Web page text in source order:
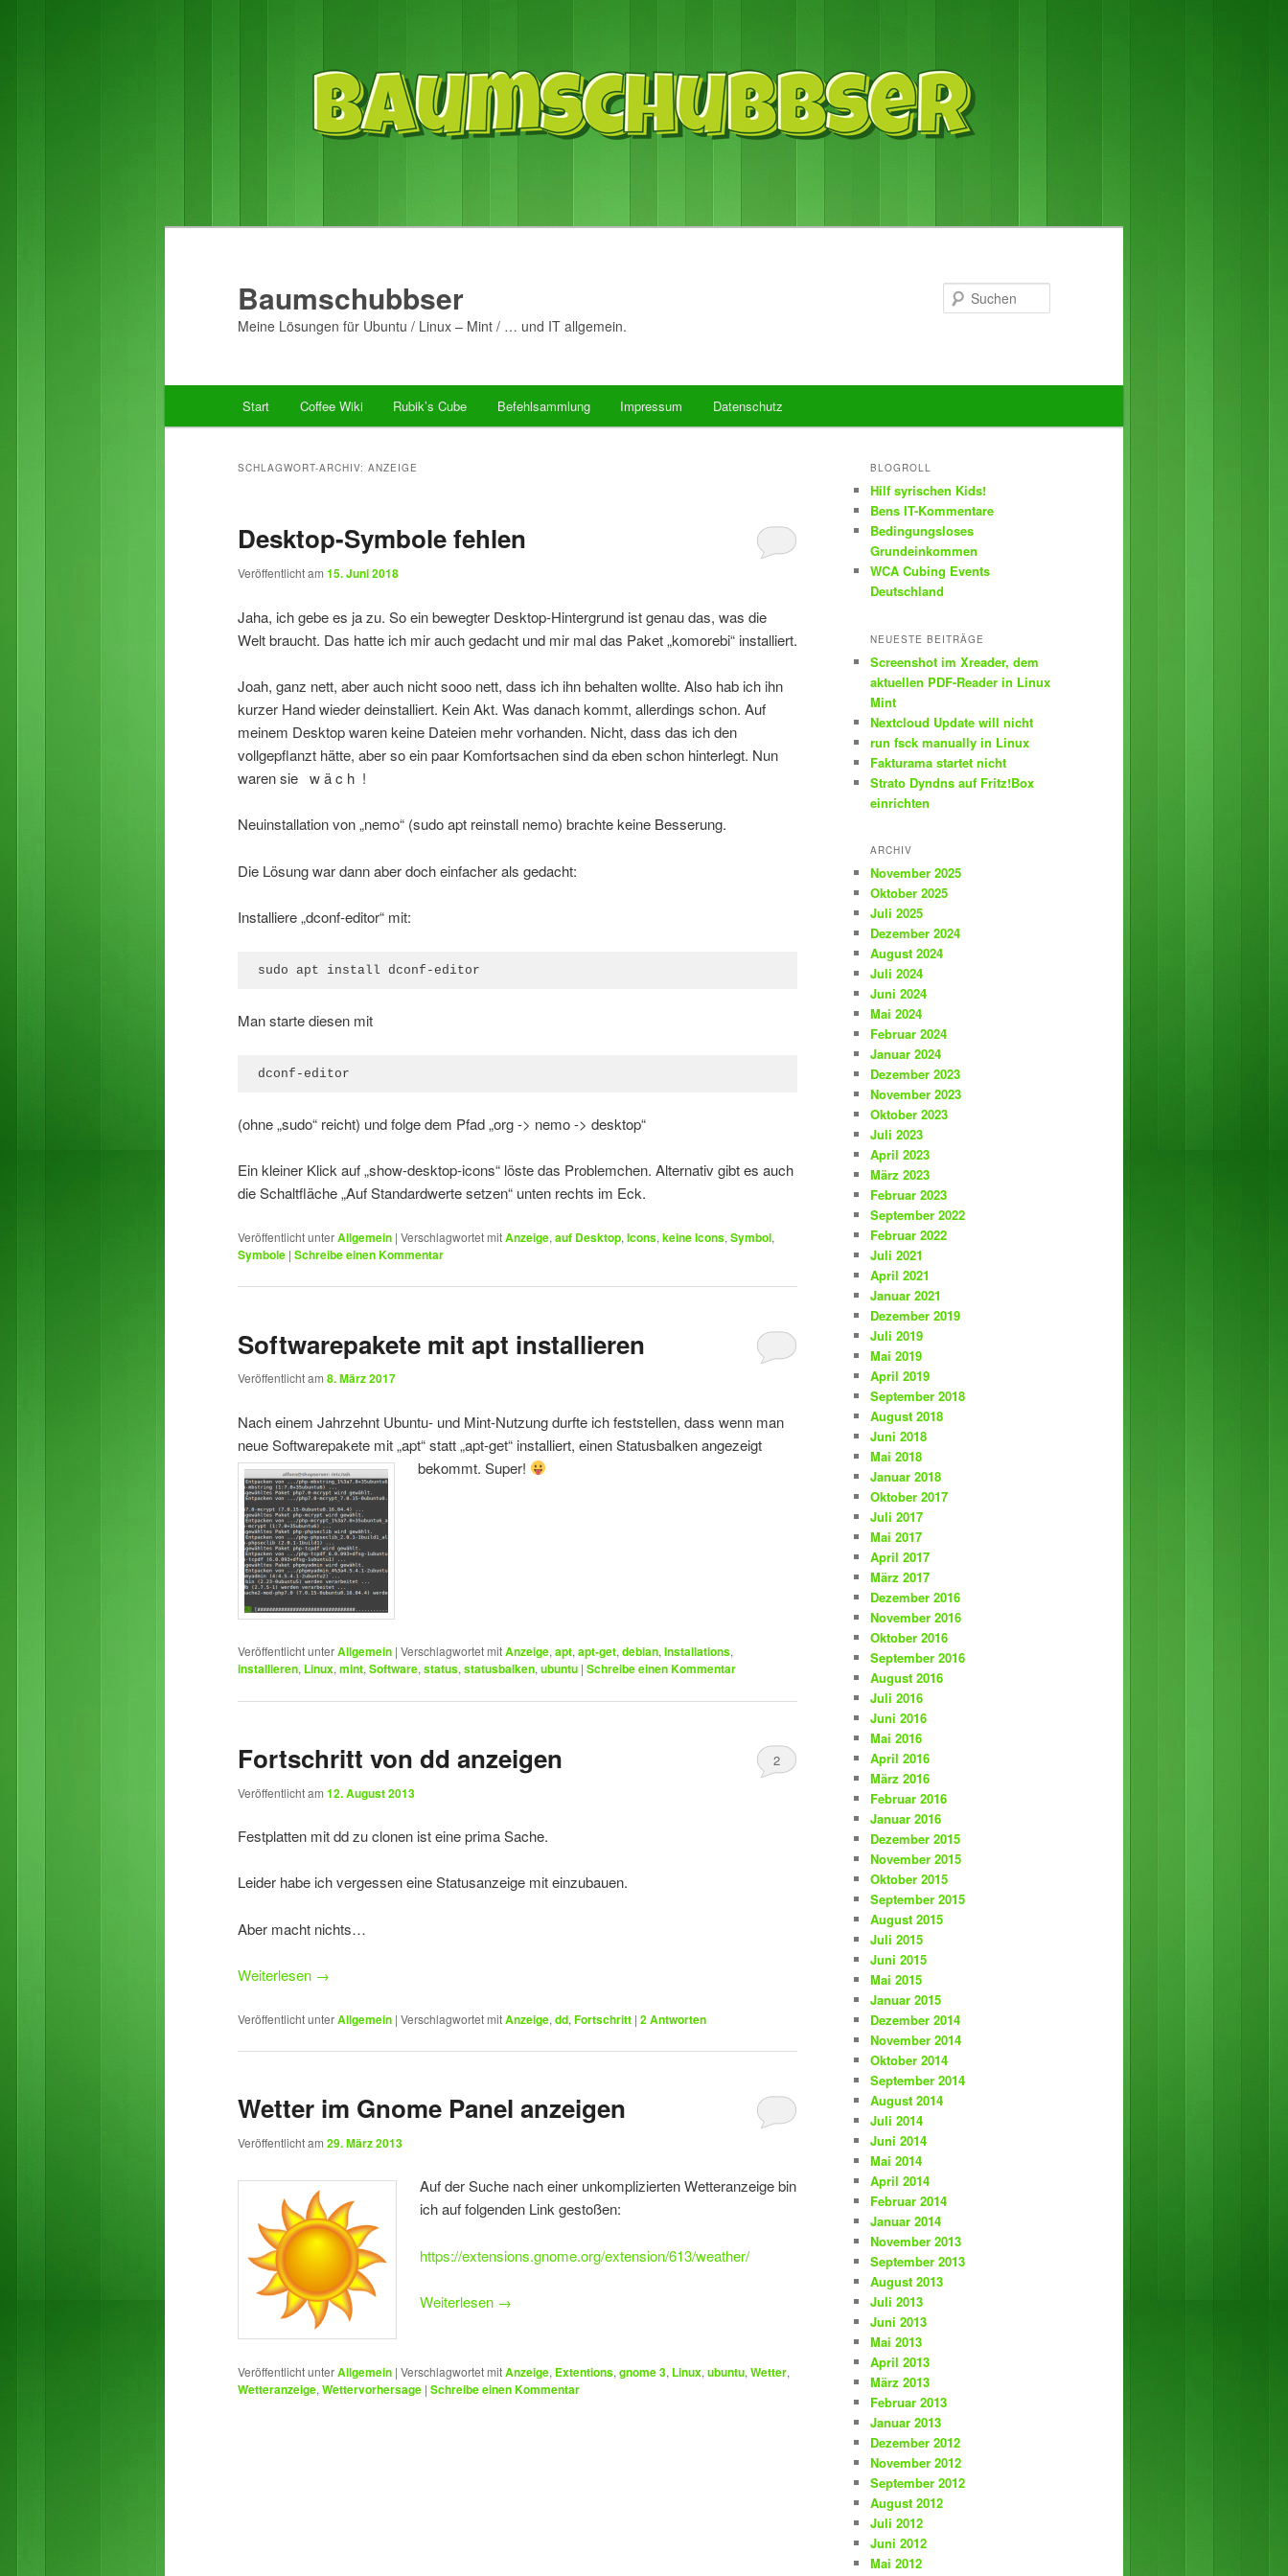
Baumschubbser
Meine Lösungen für Ubuntu / Linux – Mint / … und IT allgemein.
Zum
springen
Zum
springen
Start Coffee Wiki Rubik’s Cube Befehlsammlung Impressum Datenschutz
SCHLAGWORT-ARCHIV: ANZEIGE
Desktop-Symbole fehlen
Veröffentlicht am 15. Juni 2018
Jaha, ich gebe es ja zu. So ein bewegter Desktop-Hintergrund ist genau das, was die
Welt braucht. Das hatte ich mir auch gedacht und mir mal das Paket „komorebi“ installiert.
Joah, ganz nett, aber auch nicht sooo nett, dass ich ihn behalten wollte. Also hab ich ihn
kurzer Hand wieder deinstalliert. Kein Akt. Was danach kommt, allerdings schon. Auf
meinem Desktop waren keine Dateien mehr vorhanden. Nicht, dass das ich den
vollgepflanzt hätte, aber so ein paar Komfortsachen sind da eben schon hinterlegt. Nun
waren sie w ä c h !
Neuinstallation von „nemo“ (sudo apt reinstall nemo) brachte keine Besserung.
Die Lösung war dann aber doch einfacher als gedacht:
Installiere „dconf-editor“ mit:
sudo apt install dconf-editor
Man starte diesen mit
dconf-editor
(ohne „sudo“ reicht) und folge dem Pfad „org -> nemo -> desktop“
Ein kleiner Klick auf „show-desktop-icons“ löste das Problemchen. Alternativ gibt es auch
die Schaltfläche „Auf Standardwerte setzen“ unten rechts im Eck.
Veröffentlicht unterAllgemein | Verschlagwortet mitAnzeige, auf Desktop, Icons, keine Icons, Symbol,
Symbole | Schreibe einen Kommentar
Softwarepakete mit apt installieren
Veröffentlicht am 8. März 2017
Nach einem Jahrzehnt Ubuntu- und Mint-Nutzung durfte ich feststellen, dass wenn man
neue Softwarepakete mit „apt“ statt „apt-get“ installiert, einen Statusbalken angezeigt
bekommt. Super!
Veröffentlicht unterAllgemein | Verschlagwortet mitAnzeige, apt, apt-get, debian, Installations,
installieren, Linux, mint, Software, status, statusbalken, ubuntu | Schreibe einen Kommentar
Fortschritt von dd anzeigen
Veröffentlicht am 12. August 2013
2
Festplatten mit dd zu clonen ist eine prima Sache.
Leider habe ich vergessen eine Statusanzeige mit einzubauen.
Aber macht nichts…
Weiterlesen →
Veröffentlicht unterAllgemein | Verschlagwortet mitAnzeige, dd, Fortschritt | 2Antworten
Wetter im Gnome Panel anzeigen
Veröffentlicht am 29. März 2013
Auf der Suche nach einer unkomplizierten Wetteranzeige bin
ich auf folgenden Link gestoßen:
https://extensions.gnome.org/extension/613/weather/
Weiterlesen →
Veröffentlicht unterAllgemein | Verschlagwortet mitAnzeige, Extentions, gnome 3, Linux, ubuntu, Wetter,
Wetteranzeige, Wettervorhersage | Schreibe einen Kommentar
BLOGROLL
Hilf syrischen Kids!
Bens IT-Kommentare
Bedingungsloses
Grundeinkommen
WCA Cubing Events
Deutschland
NEUESTE BEITRÄGE
Screenshot im Xreader, dem
aktuellen PDF-Reader in Linux
Mint
Nextcloud Update will nicht
run fsck manually in Linux
Fakturama startet nicht
Strato Dyndns auf Fritz!Box
einrichten
ARCHIV
November 2025
Oktober 2025
Juli 2025
Dezember 2024
August 2024
Juli 2024
Juni 2024
Mai 2024
Februar 2024
Januar 2024
Dezember 2023
November 2023
Oktober 2023
Juli 2023
April 2023
März 2023
Februar 2023
September 2022
Februar 2022
Juli 2021
April 2021
Januar 2021
Dezember 2019
Juli 2019
Mai 2019
April 2019
September 2018
August 2018
Juni 2018
Mai 2018
Januar 2018
Oktober 2017
Juli 2017
Mai 2017
April 2017
März 2017
Dezember 2016
November 2016
Oktober 2016
September 2016
August 2016
Juli 2016
Juni 2016
Mai 2016
April 2016
März 2016
Februar 2016
Januar 2016
Dezember 2015
November 2015
Oktober 2015
September 2015
August 2015
Juli 2015
Juni 2015
Mai 2015
Januar 2015
Dezember 2014
November 2014
Oktober 2014
September 2014
August 2014
Juli 2014
Juni 2014
Mai 2014
April 2014
Februar 2014
Januar 2014
November 2013
September 2013
August 2013
Juli 2013
Juni 2013
Mai 2013
April 2013
März 2013
Februar 2013
Januar 2013
Dezember 2012
November 2012
September 2012
August 2012
Juli 2012
Juni 2012
Mai 2012